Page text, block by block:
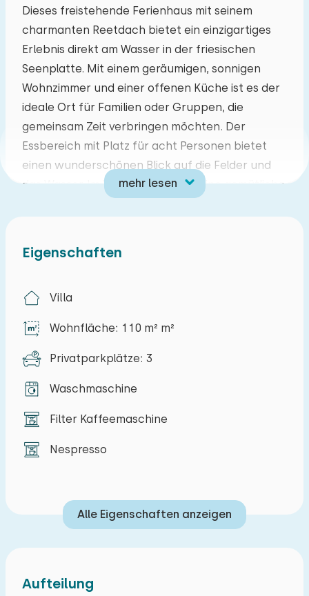
Dieses freistehende Ferienhaus mit seinem
charmanten Reetdach bietet ein einzigartiges
Erlebnis direkt am Wasser in der friesischen
Seenplatte. Mit einem geräumigen, sonnigen
Wohnzimmer und einer offenen Küche ist es der
ideale Ort für Familien oder Gruppen, die
gemeinsam Zeit verbringen möchten. Der
Essbereich mit Platz für acht Personen bietet
einen wunderschönen Blick auf die Felder und
das Wasser. Im Wohnzimmer lädt eine gemütliche
Das Haus verfügt über fünf Schlafzimmer, eines
Badezimmer. Drei Schlafzimmer im ersten Stock
atemberaubender Aussicht. Der großzügige
Garten bietet zwei Terrassen, wobei die Terrasse
am Wohnzimmer komplett umzäunt ist und somit
sicheres Spielen ermöglicht. Der imposante, 40
Ort ideal für Wassersportler und Schwimmer.
Entspannen Sie sich auf den Sonnenliegen oder
Die unmittelbare Umgebung bietet zahlreiche
erreichen Sie direkt die friesische
mehr lesen
Mo Di Mi Do Fr Sa
27 28 29 30 31 01 02
03 04 05 06 07 08 09
10 11 12 13 14 15
17 18 19 20 21 22 23
Eigenschaften
Villa
Wohnfläche: 110 m² m²
Privatparkplätze: 3
Waschmaschine
Filter Kaffeemaschine
Nespresso
Alle Eigenschaften anzeigen
Aufteilung